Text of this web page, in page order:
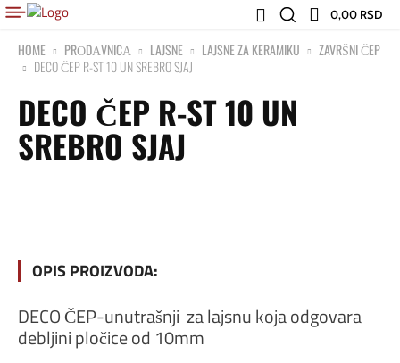
0,00 RSD
HOME PRОDАVNICА LAJSNE LAJSNE ZA KERAMIKU
ZAVRŠNI ČEP
DECO ČEP R-ST 10 UN SREBRO SJAJ
DECO ČEP R-ST 10 UN
SREBRO SJAJ
OPIS PROIZVODA:
DECO ČEP-unutrašnji za lajsnu koja odgovara
debljini pločice od 10mm